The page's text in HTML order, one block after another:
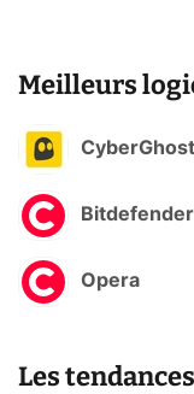
Meilleurs
CyberGhost
Bitdefender
Opera
Les tendances